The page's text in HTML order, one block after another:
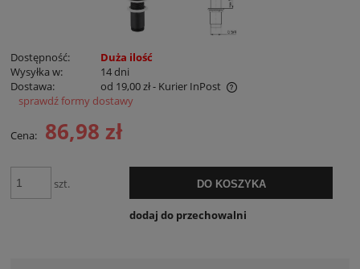
Dostępność:
Duża ilość
Wysyłka w:
14 dni
Dostawa:
od 19,00 zł- Kurier InPost
Cena nie zawiera ewentualnych kosztów płatności
sprawdź formy dostawy
Cena: 86,98 zł
szt. DO KOSZYKA
dodaj do przechowalni